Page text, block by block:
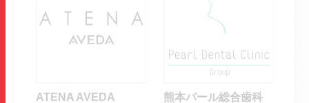
ATENA AVEDA 熊本パール総合歯科